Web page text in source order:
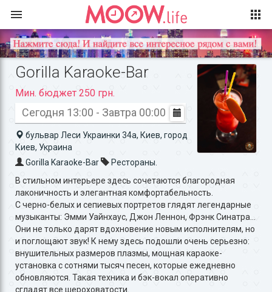
Gorilla Karaoke-Bar
Мин. бюджет 250 грн.
Сегодня 13:00 - Завтра 00:00
бульвар Леси Украинки 34а, Киев, город
Киев, Украина
Gorilla Karaoke-Bar
Рестораны.
В стильном интерьере здесь сочетаются благородная
лаконичность и элегантная комфортабельность.
С черно-белых и сепиевых портретов глядят легендарные
музыканты: Эмми Уайнхаус, Джон Леннон, Фрэнк Синатра…
Они не только дарят вдохновение новым исполнителям, но
и поглощают звук! К нему здесь подошли очень серьезно:
внушительных размеров плазмы, мощная караоке-
установка с сотнями тысяч песен, которые ежедневно
обновляются. Такая техника и бэк-вокал оперативно
сгладят все шероховатости.